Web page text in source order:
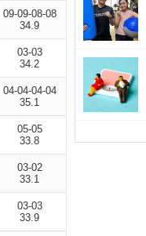
09-09-08-08
34.9
03-03
34.2
04-04-04-04
35.1
05-05
33.8
03-02
33.1
03-03
33.9